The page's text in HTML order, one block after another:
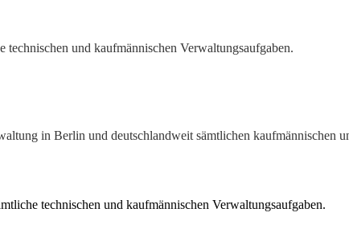
und kaufmännischen Verwaltungsaufgaben.
in Berlin und deutschlandweit sämtlichen kaufmännischen
technischen und kaufmännischen Verwaltungsaufgaben.